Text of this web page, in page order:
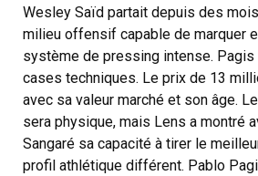
Wesley Saïd partait depuis des
milieu offensif capable de marquer
système de pressing intense.
cases techniques. Le prix de 13
avec sa valeur marché et son âge.
sera physique, mais Lens a montré
Sangaré sa capacité à tirer le
profil athlétique différent. Pablo